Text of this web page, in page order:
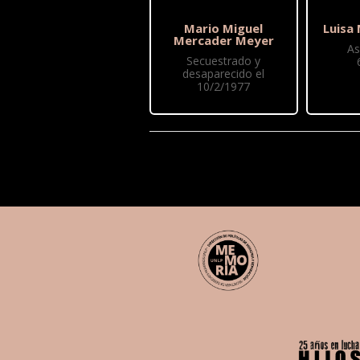
Mario Miguel
Mercader Meyer
Secuestrado y
desaparecido el
10/2/1977
Luisa